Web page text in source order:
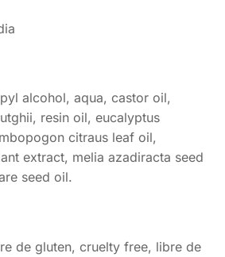
alcohol, aqua, castor oil,
resin oil, eucalyptus
citraus leaf oil,
extract, melia azadiracta seed
seed oil.
de gluten, cruelty free, libre de